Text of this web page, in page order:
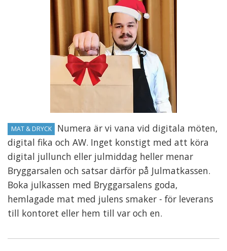
MAT & DRYCK
Numera är vi vana vid digitala möten,
digital fika och AW. Inget konstigt med att köra
digital jullunch eller julmiddag heller menar
Bryggarsalen och satsar därför på Julmatkassen.
Boka julkassen med Bryggarsalens goda,
hemlagade mat med julens smaker - för leverans
till kontoret eller hem till var och en.